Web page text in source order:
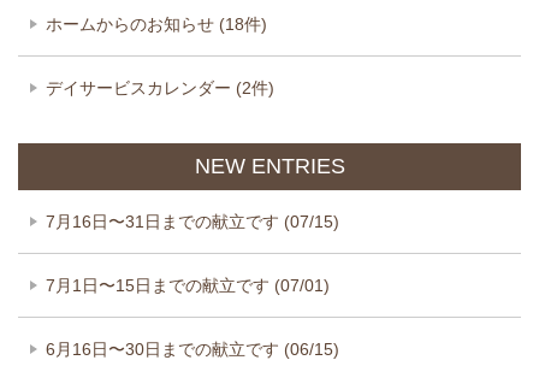
ホームからのお知らせ (18件)
デイサービスカレンダー (2件)
NEW ENTRIES
7月16日〜31日までの献立です (07/15)
7月1日〜15日までの献立です (07/01)
6月16日〜30日までの献立です (06/15)